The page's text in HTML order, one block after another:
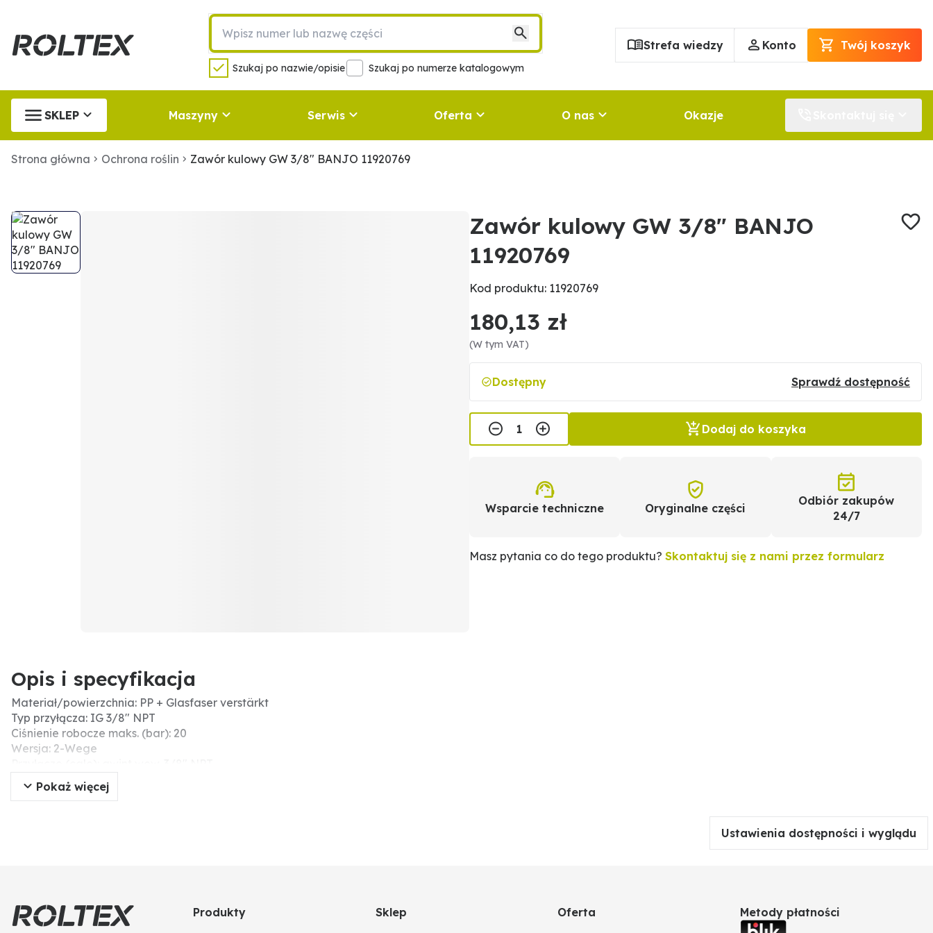
Szukaj po nazwie/opisie Szukaj po numerze katalogowym
Strefa wiedzy Konto Twój koszyk
SKLEP Maszyny Serwis Oferta O nas Okazje
Strona główna Ochrona roślin Zawór kulowy GW 3/8″ BANJO 11920769
Zawór kulowy GW 3/8″ BANJO
11920769
Kod produktu: 11920769
180,13 zł
(W tym VAT)
Dostępny Sprawdź dostępność
Dodaj do koszyka
Wsparcie techniczne Oryginalne części
Odbiór zakupów
24/7
Masz pytania co do tego produktu? Skontaktuj się z nami przez formularz
Opis i specyfikacja
Materiał/powierzchnia: PP + Glasfaser verstärkt
Typ przyłącza: IG 3/8" NPT
Ciśnienie robocze maks. (bar): 20
Wersja: 2-Wege
Pokaż więcej
Ustawienia dostępności i wyglądu
Produkty Sklep Oferta Metody płatności